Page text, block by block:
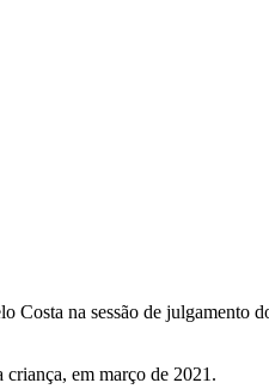
na sessão de julgamento
em março de 2021.